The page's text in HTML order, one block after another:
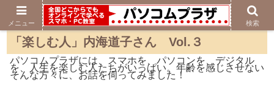
「楽しむ人」内海道子さん Vol.３
パソコムプラザには、スマホを、パソコンを、デジタル
を、人生を楽しむ人たちがいっぱい。年齢を感じさせない
そんな方々に、お話を伺ってみました！
メニュー 検索